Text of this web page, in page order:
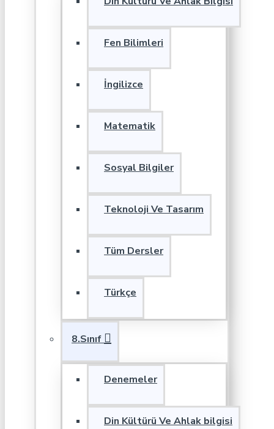
Fen Bilimleri
İngilizce
Matematik
Sosyal Bilgiler
Teknoloji Ve Tasarım
Tüm Dersler
Türkçe
8.Sınıf
Denemeler
Din Kültürü Ve Ahlak bilgisi